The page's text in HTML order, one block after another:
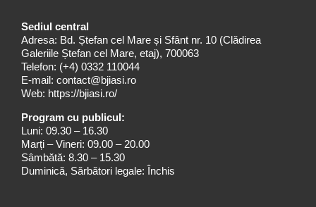
Sediul central
Adresa: Bd. Ștefan cel Mare și Sfânt nr. 10 (Clădirea
Galeriile Ștefan cel Mare, etaj), 700063
Telefon: (+4) 0332 110044
E-mail: contact@bjiasi.ro
Web: https://bjiasi.ro/
Program cu publicul:
Luni: 09.30 – 16.30
Marți – Vineri: 09.00 – 20.00
Sâmbătă: 8.30 – 15.30
Duminică, Sărbători legale: Închis